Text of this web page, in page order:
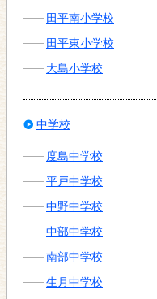
田平南小学校
田平東小学校
大島小学校
中学校
度島中学校
平戸中学校
中野中学校
中部中学校
南部中学校
生月中学校